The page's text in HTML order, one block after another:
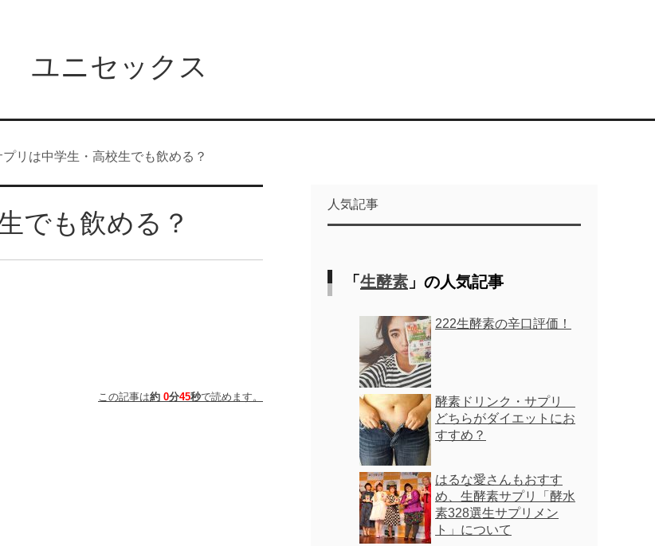
ユニセックス
リは中学生・高校生でも飲める？
でも飲める？
この記事は約 0分45秒で読めます。
人気記事
「 生酵素 」の人気記事
222生酵素の辛口評価！
酵素ドリンク・サプリ
どちらがダイエットにお
すすめ？
はるな愛さんもおすす
め、生酵素サプリ「酵水
素328選生サプリメン
ト」について